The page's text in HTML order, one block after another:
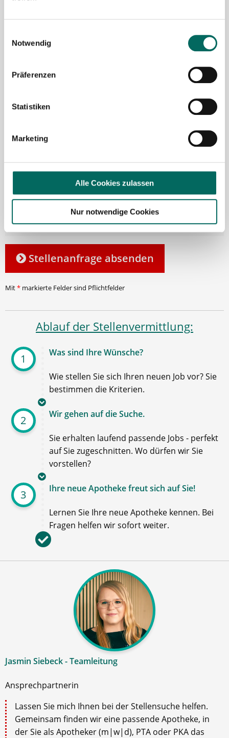
Notwendig
Präferenzen
Statistiken
Marketing
Alle Cookies zulassen
Nur notwendige Cookies
sowie denDatenschutzbestimmungen
der Deutscher
Apotheker Service, Talentzeit GmbH, 33611 Bielefeld. zu.
Ich möchte den Apotheken-Newsletter
Pharmazie- und Apothekenbranche
einverstanden, dass meine Interaktionen
damit passende und relevante
Informationen für mich bereitgestellt
werden können. Im Übrigen habe ich die
Datenschutzerklärunggelesen und bin mit
ihr einverstanden.
Stellenanfrage absenden
Mit* markierte Felder sind Pflichtfelder
Ablauf der Stellenvermittlung:
1 Was sind Ihre Wünsche?
Wie stellen Sie sich Ihren neuen Job vor? Sie
bestimmen die Kriterien.
2 Wir gehen auf die Suche.
Sie erhalten laufend passende Jobs - perfekt
auf Sie zugeschnitten. Wo dürfen wir Sie
vorstellen?
3 Ihre neue Apotheke freut sich auf Sie!
Lernen Sie Ihre neue Apotheke kennen. Bei
Fragen helfen wir sofort weiter.
Jasmin Siebeck - Teamleitung
Ansprechpartnerin
Lassen Sie mich Ihnen bei der Stellensuche helfen.
Gemeinsam finden wir eine passende Apotheke, in
der Sie als Apotheker (m|w|d), PTA oder PKA das